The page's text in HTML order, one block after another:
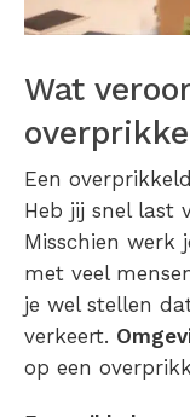
Wat
Een
Heb jij snel last
Misschien werk
met veel
je wel stellen
verkeert.
op een